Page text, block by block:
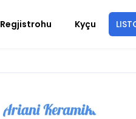
Regjistrohu Kyçu